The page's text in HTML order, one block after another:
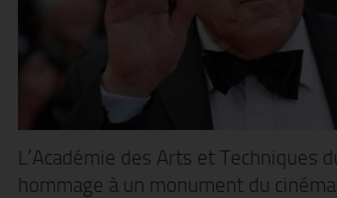
L’Académie des Arts et Techniques
hommage à un monument du